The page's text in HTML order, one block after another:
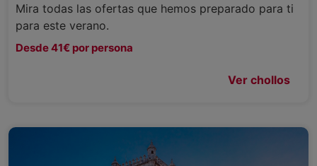
Mira todas las ofertas que hemos preparado para ti
para este verano.
Desde 41€ por persona
Ver chollos